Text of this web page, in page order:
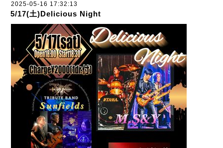
2025-05-16 17:32:13
5/17(土)Delicious Night